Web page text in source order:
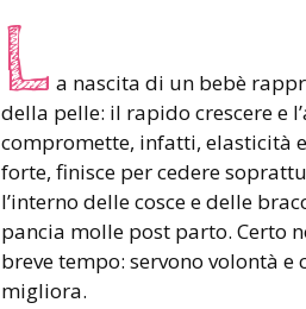
L a nascita di un bebè
della pelle: il rapido crescere e
compromette, infatti, elasticità
forte, finisce per cedere
l’interno delle cosce e delle
pancia molle post parto. Certo
breve tempo: servono volontà
migliora.